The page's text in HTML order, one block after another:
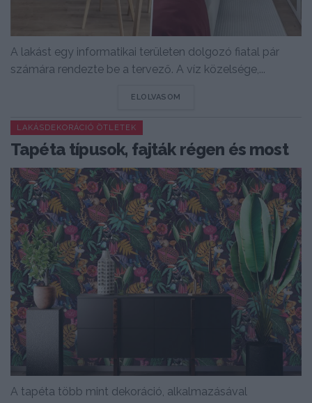
A lakást egy informatikai területen dolgozó fiatal pár
számára rendezte be a tervező. A víz közelsége,...
ELOLVASOM
LAKÁSDEKORÁCIÓ ÖTLETEK
Tapéta típusok, fajták régen és most
A tapéta több mint dekoráció, alkalmazásával